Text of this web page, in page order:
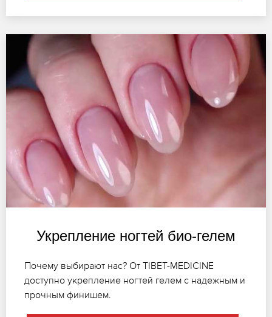
Укрепление ногтей био-гелем
Почему выбирают нас? От TIBET-MEDICINE
доступно укрепление ногтей гелем с надежным и
прочным финишем.